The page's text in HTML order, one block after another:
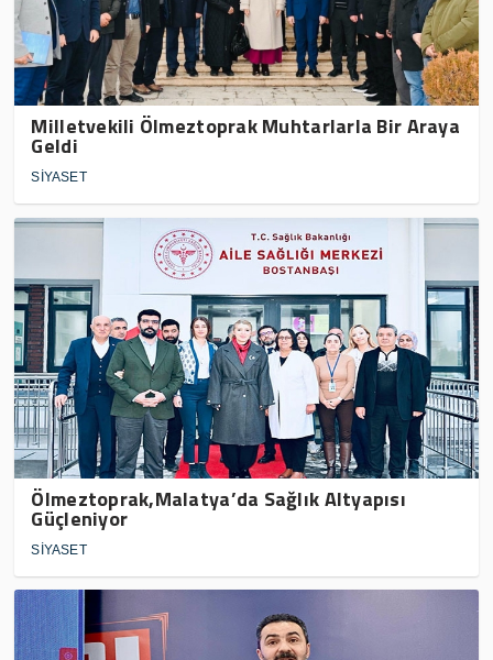
Milletvekili Ölmeztoprak Muhtarlarla Bir Araya
Geldi
SİYASET
Ölmeztoprak,Malatya’da Sağlık Altyapısı
Güçleniyor
SİYASET